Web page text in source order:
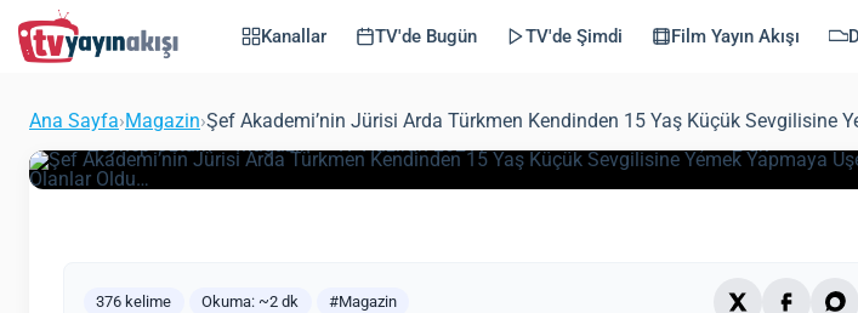
Kanallar TV'de Bugün TV'de Şimdi Film Yayın Akışı
Ana Sayfa›Magazin›Şef Akademi’nin Jürisi Arda Türkmen Kendinden 15 Yaş Küçük Sevgilisine
Sevgilisine Yemek Yapmaya
Zeynep Öztürk Magazin 17 Haziran 2021 2 dk
376 kelime Okuma: ~2 dk #Magazin